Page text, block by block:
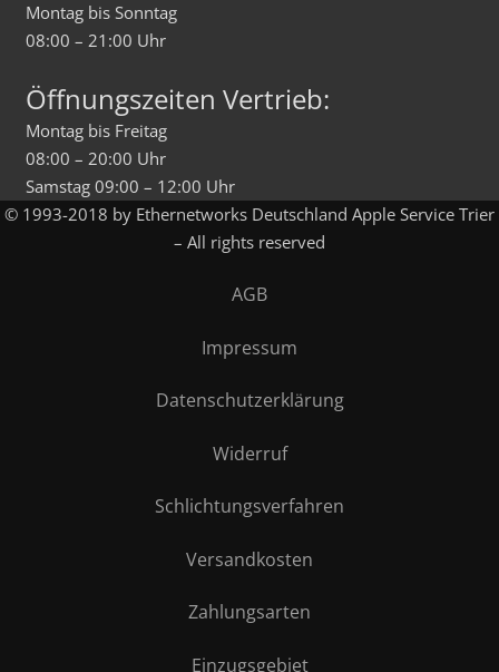
Montag bis Sonntag
08:00 – 21:00 Uhr
Öffnungszeiten Vertrieb:
Montag bis Freitag
08:00 – 20:00 Uhr
Samstag 09:00 – 12:00 Uhr
© 1993-2018 by Ethernetworks Deutschland Apple Service Trier
– All rights reserved
AGB
Impressum
Datenschutzerklärung
Widerruf
Schlichtungsverfahren
Versandkosten
Zahlungsarten
Einzugsgebiet